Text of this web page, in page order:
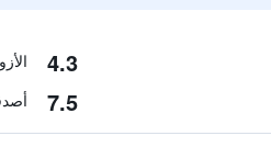
4.3
7.5